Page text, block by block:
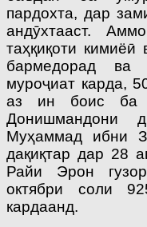
пардохта, дар
андӯхтааст.
таҳқиқоти
бармедорад ва
муроҷиат карда,
аз ин боис ба
Донишмандони
Муҳаммад ибни
дақиқтар дар 28
Райи Эрон
октябри соли
кардаанд.